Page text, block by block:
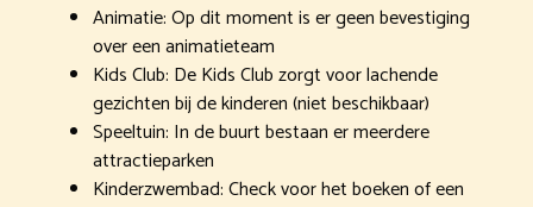
Animatie: Op dit moment is er geen bevestiging
over een animatieteam
Kids Club: De Kids Club zorgt voor lachende
gezichten bij de kinderen (niet beschikbaar)
Speeltuin: In de buurt bestaan er meerdere
attractieparken
Kinderzwembad: Check voor het boeken of een